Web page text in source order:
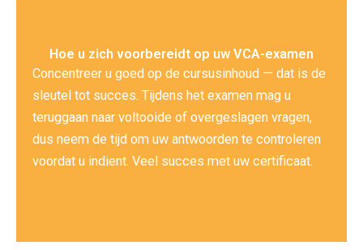
Hoe u zich voorbereidt op uw VCA-examen
Concentreer u goed op de cursusinhoud — dat is de
sleutel tot succes. Tijdens het examen mag u
teruggaan naar voltooide of overgeslagen vragen,
dus neem de tijd om uw antwoorden te controleren
voordat u indient. Veel succes met uw certificaat.